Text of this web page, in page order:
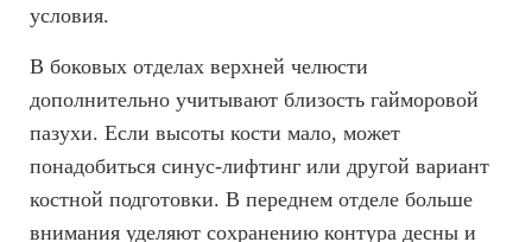
условия.
В боковых отделах верхней челюсти
дополнительно учитывают близость гайморовой
пазухи. Если высоты кости мало, может
понадобиться синус-лифтинг или другой вариант
костной подготовки. В переднем отделе больше
внимания уделяют сохранению контура десны и